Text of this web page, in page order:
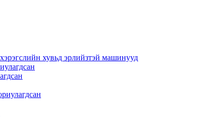
хувьд эрлийзтэй машинууд